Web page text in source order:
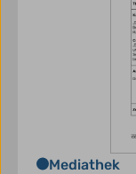
Mediathek